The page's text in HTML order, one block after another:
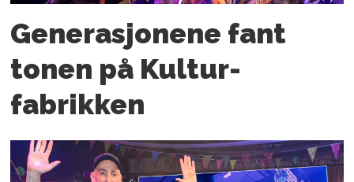
Generasjonene fant
tonen på Kultur­
fabrikken